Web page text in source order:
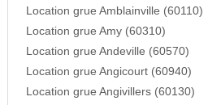
Location grue Amblainville (60110)
Location grue Amy (60310)
Location grue Andeville (60570)
Location grue Angicourt (60940)
Location grue Angivillers (60130)